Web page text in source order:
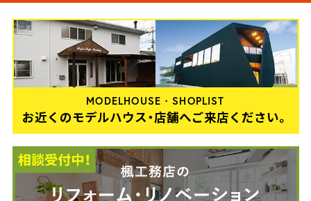
MODELHOUSE・SHOPLIST
お近くのモデルハウス・店舗へご来店ください。